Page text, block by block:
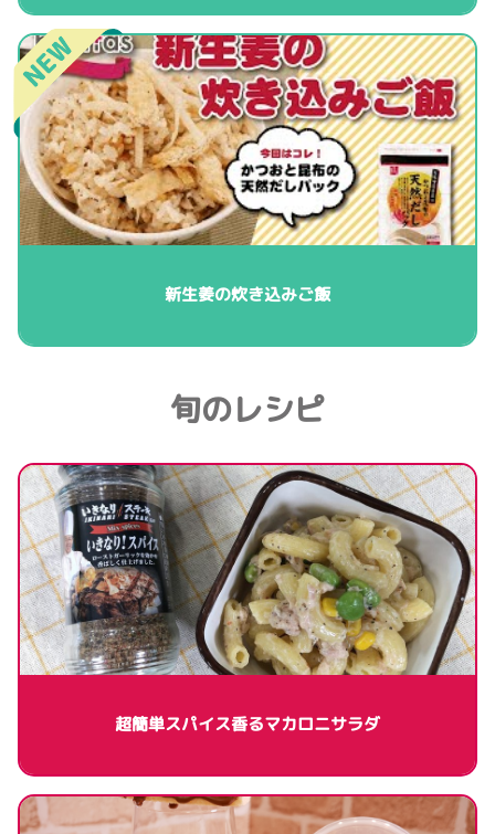
新生姜の炊き込みご飯
旬のレシピ
超簡単スパイス香るマカロニサラダ